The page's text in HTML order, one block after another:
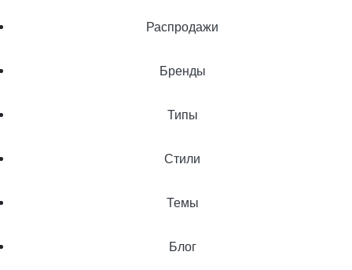
Распродажи
Бренды
Типы
Стили
Темы
Блог